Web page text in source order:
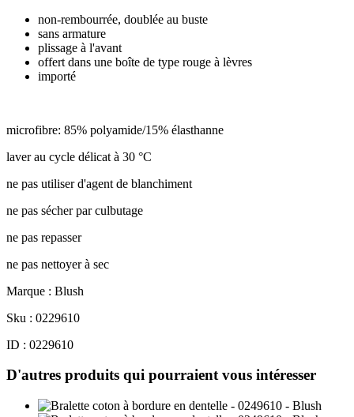
non-rembourrée, doublée au buste
sans armature
plissage à l'avant
offert dans une boîte de type rouge à lèvres
importé
microfibre: 85% polyamide/15% élasthanne
laver au cycle délicat à 30 °C
ne pas utiliser d'agent de blanchiment
ne pas sécher par culbutage
ne pas repasser
ne pas nettoyer à sec
Marque : Blush
Sku : 0229610
ID : 0229610
D'autres produits qui pourraient vous intéresser